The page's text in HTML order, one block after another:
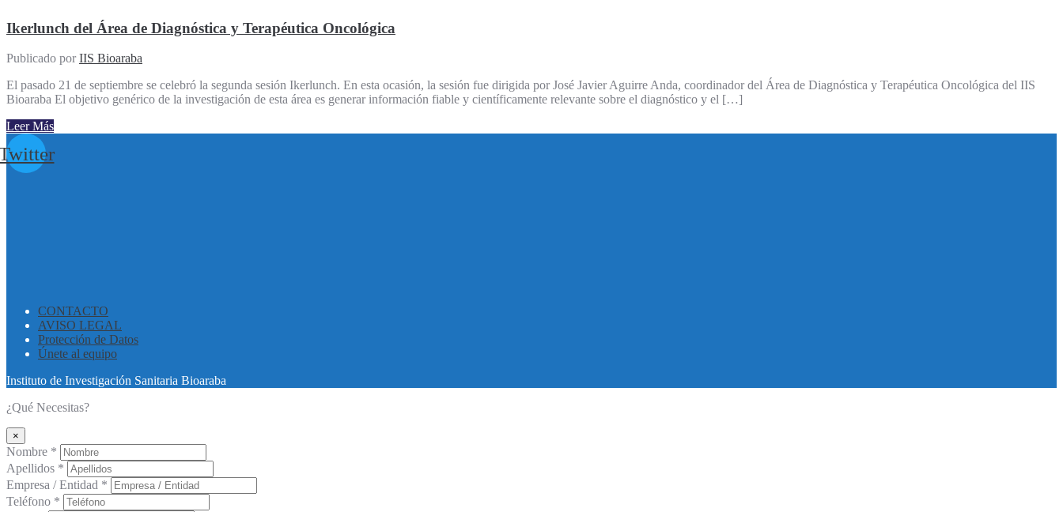
Ikerlunch del Área de Diagnóstica y Terapéutica Oncológica
Publicado porIIS Bioaraba
El pasado 21 de septiembre se celebró la segunda sesión Ikerlunch. En esta ocasión, la sesión fue dirigida por José Javier Aguirre Anda, coordinador del Área de Diagnóstica y Terapéutica Oncológica del IIS
Bioaraba El objetivo genérico de la investigación de esta área es generar información fiable y científicamente relevante sobre el diagnóstico y el […]
Leer Más
CONTACTO
AVISO LEGAL
Protección de Datos
Únete al equipo
Instituto de Investigación Sanitaria Bioaraba
¿Qué Necesitas?
×
Nombre *
Apellidos *
Empresa / Entidad *
Teléfono *